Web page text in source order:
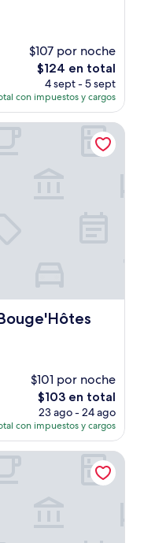
$107 por noche
El
precio
actual
es
de
$124 en total
4 sept - 5 sept
con impuestos y cargos
$101 por noche
El
precio
actual
es
de
$103 en total
23 ago - 24 ago
con impuestos y cargos